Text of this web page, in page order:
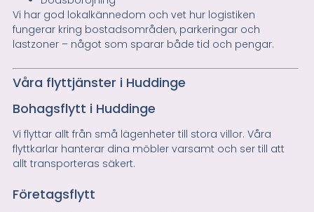
Vi har god lokalkännedom och vet hur logistiken
fungerar kring bostadsområden, parkeringar och
lastzoner – något som sparar både tid och pengar.
Våra flyttjänster i Huddinge
Bohagsflytt i Huddinge
Vi flyttar allt från små lägenheter till stora villor. Våra
flyttkarlar hanterar dina möbler varsamt och ser till att
allt transporteras säkert.
Företagsflytt